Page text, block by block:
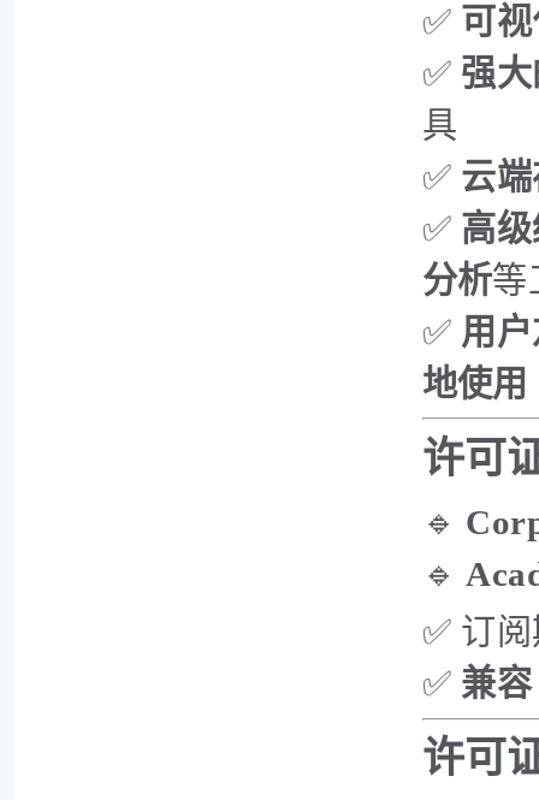
✅ 可
✅ 强
具
✅ 云
✅ 高
分析等
✅ 用
地使用
许可
🔹
🔹
✅ 订
✅ 兼
许可